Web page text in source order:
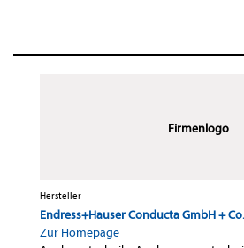
Firmenlogo
Hersteller
Endress+Hauser Conducta GmbH +
Zur Homepage